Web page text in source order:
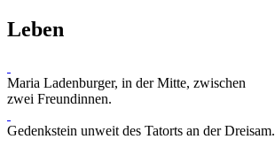
Leben
Maria Ladenburger, in der Mitte, zwischen
zwei Freundinnen.
Gedenkstein unweit des Tatorts an der Dreisam.